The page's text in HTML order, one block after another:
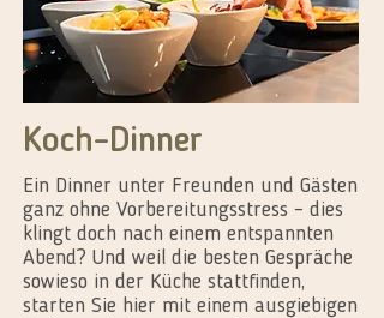
Koch-Dinner
Ein Dinner unter Freunden und Gästen
ganz ohne Vorbereitungsstress – dies
klingt doch nach einem entspannten
Abend? Und weil die besten Gespräche
sowieso in der Küche stattfinden,
starten Sie hier mit einem ausgiebigen